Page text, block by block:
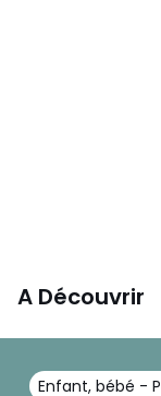
A Découvrir
Enfant, bébé -